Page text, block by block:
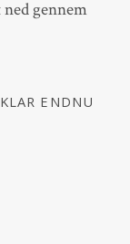
gennem
ENDNU